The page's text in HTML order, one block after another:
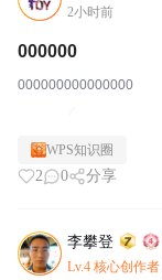
2小时前
000000
000000000000000
WPS知识圈
2 0 分享
李攀登
Lv.4 核心创作者